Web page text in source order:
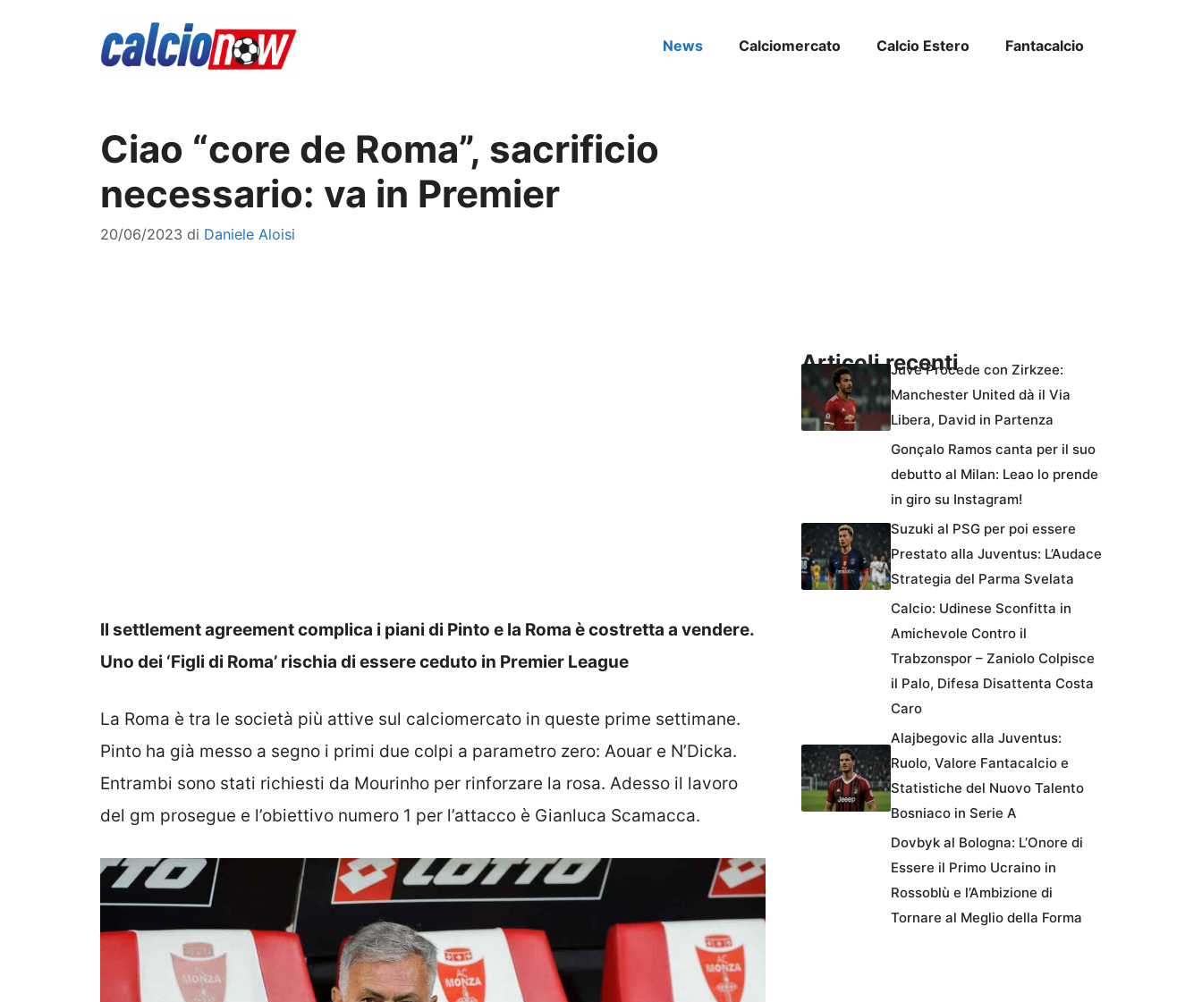
News Calciomercato Calcio Estero Fantacalcio
Ciao “core de Roma”, sacrificio
necessario: va in Premier
20/06/2023 di Daniele Aloisi
Il settlement agreement complica i piani di Pinto e la Roma è costretta a vendere.
Uno dei ‘Figli di Roma’ rischia di essere ceduto in Premier League
La Roma è tra le società più attive sul calciomercato in queste prime settimane.
Pinto ha già messo a segno i primi due colpi a parametro zero: Aouar e N’Dicka.
Entrambi sono stati richiesti da Mourinho per rinforzare la rosa. Adesso il lavoro
del gm prosegue e l’obiettivo numero 1 per l’attacco è Gianluca Scamacca.
Articoli recentiJuve Procede con Zirkzee:
Manchester United dà il Via
Libera, David in Partenza
Gonçalo Ramos canta per il suo
debutto al Milan: Leao lo prende
in giro su Instagram!
Suzuki al PSG per poi essere
Prestato alla Juventus: L’Audace
Strategia del Parma Svelata
Calcio: Udinese Sconfitta in
Amichevole Contro il
Trabzonspor – Zaniolo Colpisce
il Palo, Difesa Disattenta Costa
Caro
Alajbegovic alla Juventus:
Ruolo, Valore Fantacalcio e
Statistiche del Nuovo Talento
Bosniaco in Serie A
Dovbyk al Bologna: L’Onore di
Essere il Primo Ucraino in
Rossoblù e l’Ambizione di
Tornare al Meglio della Forma